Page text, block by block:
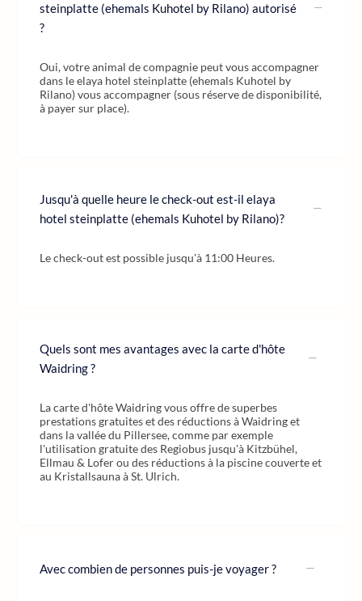
steinplatte (ehemals Kuhotel by Rilano) autorisé
?
Oui, votre animal de compagnie peut vous accompagner
dans le elaya hotel steinplatte (ehemals Kuhotel by
Rilano) vous accompagner (sous réserve de disponibilité,
à payer sur place).
Jusqu'à quelle heure le check-out est-il elaya
hotel steinplatte (ehemals Kuhotel by Rilano)?
Le check-out est possible jusqu'à 11:00 Heures.
Quels sont mes avantages avec la carte d'hôte
Waidring ?
La carte d'hôte Waidring vous offre de superbes
prestations gratuites et des réductions à Waidring et
dans la vallée du Pillersee, comme par exemple
l'utilisation gratuite des Regiobus jusqu'à Kitzbühel,
Ellmau & Lofer ou des réductions à la piscine couverte et
au Kristallsauna à St. Ulrich.
Avec combien de personnes puis-je voyager ?